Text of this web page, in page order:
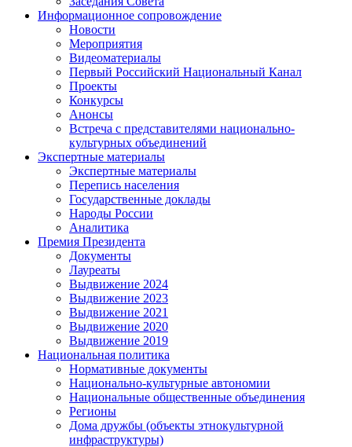
Информационное сопровождение
Новости
Мероприятия
Видеоматериалы
Первый Российский Национальный Канал
Проекты
Конкурсы
Анонсы
Встреча с представителями национально-
культурных объединений
Экспертные материалы
Экспертные материалы
Перепись населения
Государственные доклады
Народы России
Аналитика
Премия Президента
Документы
Лауреаты
Выдвижение 2024
Выдвижение 2023
Выдвижение 2021
Выдвижение 2020
Выдвижение 2019
Национальная политика
Нормативные документы
Национально-культурные автономии
Национальные общественные объединения
Регионы
Дома дружбы (объекты этнокультурной
инфраструктуры)